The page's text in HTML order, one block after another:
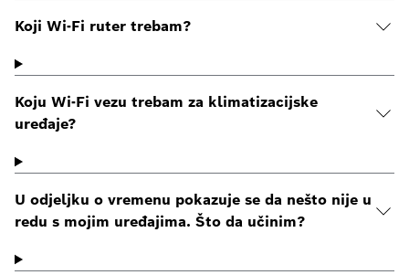
Koji Wi-Fi ruter trebam?
Koju Wi-Fi vezu trebam za klimatizacijske
uređaje?
U odjeljku o vremenu pokazuje se da nešto nije u
redu s mojim uređajima. Što da učinim?